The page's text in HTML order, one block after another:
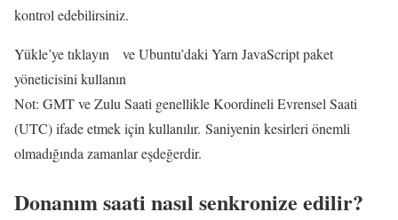
kontrol edebilirsiniz.
Yükle’ye tıklayın
ve Ubuntu’daki Yarn JavaScript paket
yöneticisini kullanın
Not: GMT ve Zulu Saati genellikle Koordineli Evrensel Saati
(UTC) ifade etmek için kullanılır. Saniyenin kesirleri önemli
olmadığında zamanlar eşdeğerdir.
Donanım saati nasıl senkronize edilir?